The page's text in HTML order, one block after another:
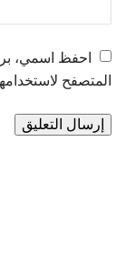
احفظ اسمي،
المتصفح